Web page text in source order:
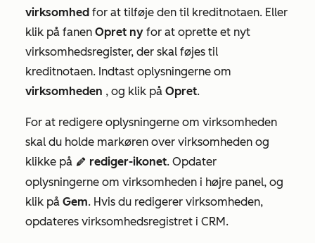
virksomhed for at tilføje den til kreditnotaen. Eller
klik på fanen Opret ny for at oprette et nyt
virksomhedsregister, der skal føjes til
kreditnotaen. Indtast oplysningerne om
virksomheden , og klik på Opret.
For at redigere oplysningerne om virksomheden
skal du holde markøren over virksomheden og
klikke på edit rediger-ikonet. Opdater
oplysningerne om virksomheden i højre panel, og
klik på Gem. Hvis du redigerer virksomheden,
opdateres virksomhedsregistret i CRM.